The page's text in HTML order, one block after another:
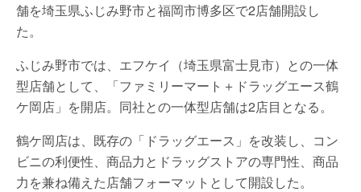
舗を埼玉県ふじみ野市と福岡市博多区で2店舗開設し
た。
ふじみ野市では、エフケイ（埼玉県富士見市）との一体
型店舗として、「ファミリーマート＋ドラッグエース鶴
ケ岡店」を開店。同社との一体型店舗は2店目となる。
鶴ケ岡店は、既存の「ドラッグエース」を改装し、コン
ビニの利便性、商品力とドラッグストアの専門性、商品
力を兼ね備えた店舗フォーマットとして開設した。